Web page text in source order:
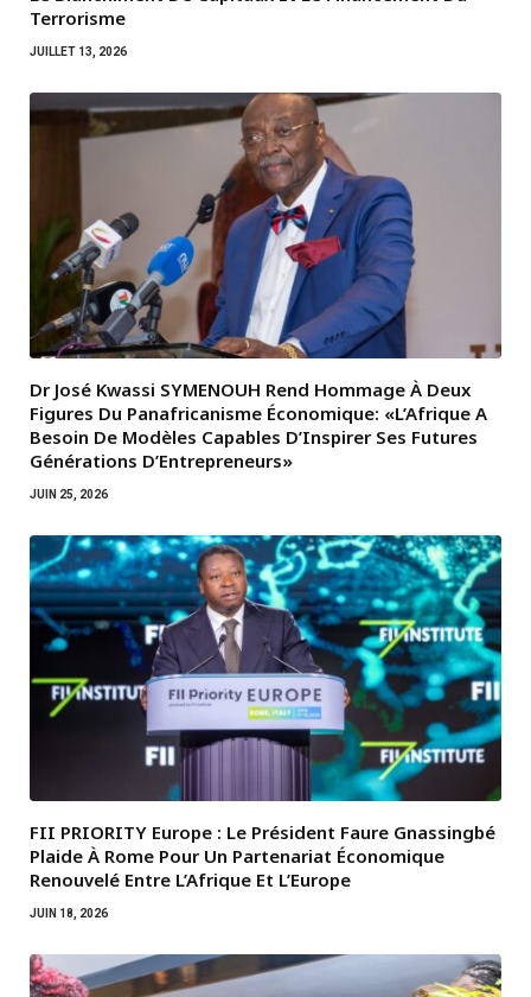
Terrorisme
JUILLET 13, 2026
Dr José Kwassi SYMENOUH Rend Hommage À Deux
Figures Du Panafricanisme Économique: «L’Afrique A
Besoin De Modèles Capables D’Inspirer Ses Futures
Générations D’Entrepreneurs»
JUIN 25, 2026
FII PRIORITY Europe : Le Président Faure Gnassingbé
Plaide À Rome Pour Un Partenariat Économique
Renouvelé Entre L’Afrique Et L’Europe
JUIN 18, 2026